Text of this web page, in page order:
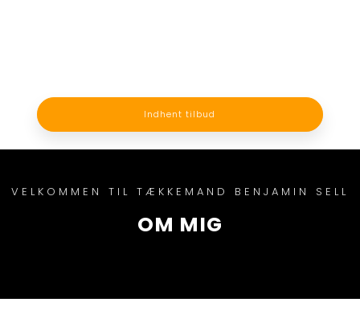
Indhent tilbud
VELKOMMEN TIL TÆKKEMAND BENJAMIN SELL
OM MIG